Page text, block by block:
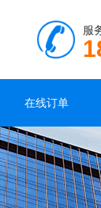
服
在线订单